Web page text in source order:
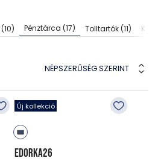
(10) Pénztárca (17) Tolltartók(11)
NÉPSZERŰSÉG SZERINT
Új kollekció
EDORKA26